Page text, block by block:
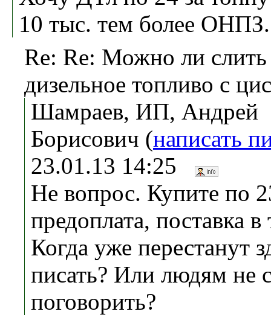
10 тыс. тем более ОНПЗ.
Re: Re: Можно ли слить
дизельное топливо с
Шамраев, ИП, Андрей
Борисович (написать
23.01.13 14:25
Не вопрос. Купите по
предоплата, поставка в
Когда уже перестанут
писать? Или людям не
поговорить?